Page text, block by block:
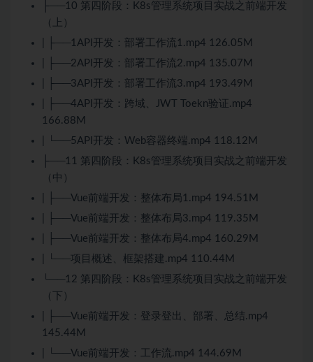
├──10 第四阶段：K8s管理系统项目实战之前端开发
（上）
| ├──1API开发：部署工作流1.mp4 126.05M
| ├──2API开发：部署工作流2.mp4 135.07M
| ├──3API开发：部署工作流3.mp4 193.49M
| ├──4API开发：跨域、JWT Toekn验证.mp4
166.88M
| └──5API开发：Web容器终端.mp4 118.12M
├──11 第四阶段：K8s管理系统项目实战之前端开发
（中）
| ├──Vue前端开发：整体布局1.mp4 194.51M
| ├──Vue前端开发：整体布局3.mp4 119.35M
| ├──Vue前端开发：整体布局4.mp4 160.29M
| └──项目概述、框架搭建.mp4 110.44M
└──12 第四阶段：K8s管理系统项目实战之前端开发
（下）
| ├──Vue前端开发：登录登出、部署、总结.mp4
145.44M
| └──Vue前端开发：工作流.mp4 144.69M